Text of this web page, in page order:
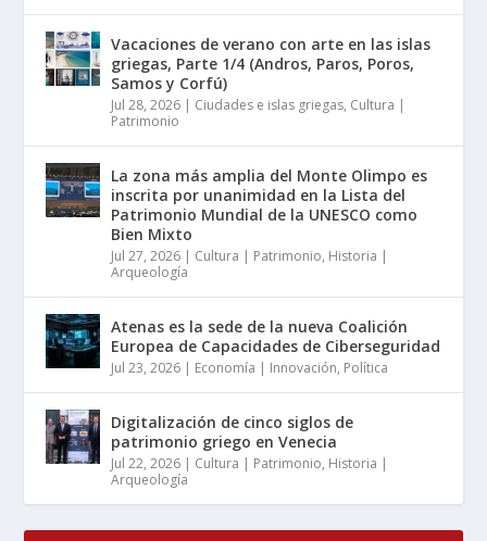
Vacaciones de verano con arte en las islas
griegas, Parte 1/4 (Andros, Paros, Poros,
Samos y Corfú)
Jul 28, 2026 | Ciudades e islas griegas, Cultura |
Patrimonio
La zona más amplia del Monte Olimpo es
inscrita por unanimidad en la Lista del
Patrimonio Mundial de la UNESCO como
Bien Mixto
Jul 27, 2026 | Cultura | Patrimonio, Historia |
Arqueología
Atenas es la sede de la nueva Coalición
Europea de Capacidades de Ciberseguridad
Jul 23, 2026 | Economía | Innovación, Política
Digitalización de cinco siglos de
patrimonio griego en Venecia
Jul 22, 2026 | Cultura | Patrimonio, Historia |
Arqueología